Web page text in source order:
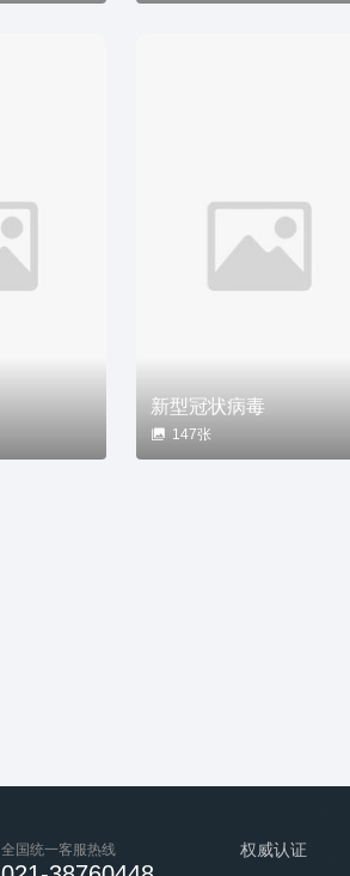
新型冠状病毒
147张
全国统一客服热线 权威认证